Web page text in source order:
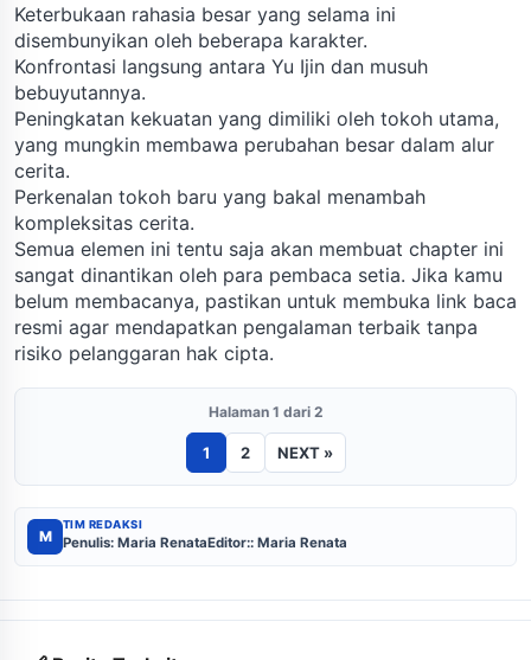
Keterbukaan rahasia besar yang selama ini
disembunyikan oleh beberapa karakter.
Konfrontasi langsung antara Yu Ijin dan musuh
bebuyutannya.
Peningkatan kekuatan yang dimiliki oleh tokoh utama,
yang mungkin membawa perubahan besar dalam alur
cerita.
Perkenalan tokoh baru yang bakal menambah
kompleksitas cerita.
Semua elemen ini tentu saja akan membuat chapter ini
sangat dinantikan oleh para pembaca setia. Jika kamu
belum membacanya, pastikan untuk membuka link baca
resmi agar mendapatkan pengalaman terbaik tanpa
risiko pelanggaran hak cipta.
Halaman 1 dari 2
1 2 NEXT »
M
TIM REDAKSI
Penulis: Maria RenataEditor:: Maria Renata